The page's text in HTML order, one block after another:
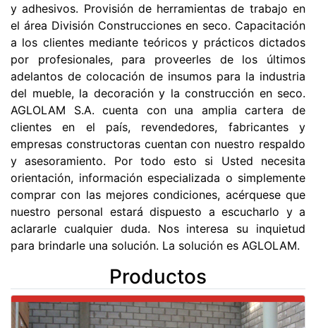
y adhesivos. Provisión de herramientas de trabajo en
el área División Construcciones en seco. Capacitación
a los clientes mediante teóricos y prácticos dictados
por profesionales, para proveerles de los últimos
adelantos de colocación de insumos para la industria
del mueble, la decoración y la construcción en seco.
AGLOLAM S.A. cuenta con una amplia cartera de
clientes en el país, revendedores, fabricantes y
empresas constructoras cuentan con nuestro respaldo
y asesoramiento. Por todo esto si Usted necesita
orientación, información especializada o simplemente
comprar con las mejores condiciones, acérquese que
nuestro personal estará dispuesto a escucharlo y a
aclararle cualquier duda. Nos interesa su inquietud
para brindarle una solución. La solución es AGLOLAM.
Productos